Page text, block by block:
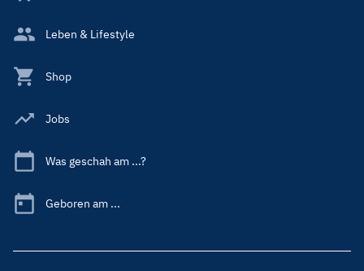
Leben & Lifestyle
Shop
Jobs
Was geschah am ...?
Geboren am ...